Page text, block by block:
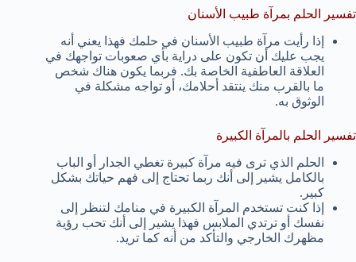
تفسير الحلم بمرآة طبيب الأسنان
إذا رأيت مرآة طبيب الأسنان في حلمك فهذا يعني أنه
يجب عليك أن تكون على دراية بأي صعوبات تواجهك في
العلاقة العاطفية الخاصة بك. فربما يكون هناك شخص
ما بالقرب منك ينتقد أحلامك، أو تواجه مشكلة في
الوثوق به.
تفسير الحلم بالمرآة الكبيرة
الحلم الذي ترى فيه مرآة كبيرة تغطي الجدار أو الباب
بالكامل يشير إلى أنك ربما تحتاج إلى فهم حياتك بشكل
كبير.
إذا كنت تستخدم المرآة الكبيرة في منامك لتنظر إلى
نفسك أو ترتدي الملابس فهذا يشير إلى أنك تحب رؤية
مظهرك الخارجي والتأكد من أنه كما تريد.